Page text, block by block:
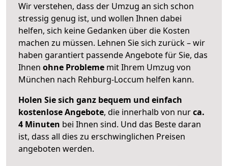
Wir verstehen, dass der Umzug an sich schon
stressig genug ist, und wollen Ihnen dabei
helfen, sich keine Gedanken über die Kosten
machen zu müssen. Lehnen Sie sich zurück – wir
haben garantiert passende Angebote für Sie, das
Ihnen ohne Probleme mit Ihrem Umzug von
München nach Rehburg-Loccum helfen kann.
Holen Sie sich ganz bequem und einfach
kostenlose Angebote, die innerhalb von nurca.
4 Minuten bei Ihnen sind. Und das Beste daran
ist, dass all dies zu erschwinglichen Preisen
angeboten werden.